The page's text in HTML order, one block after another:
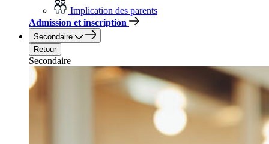
Implication des parents
Admission et inscription
Secondaire
Retour
Secondaire